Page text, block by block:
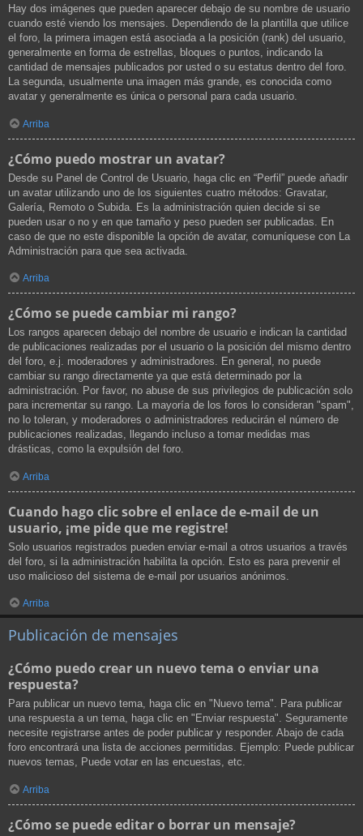
Hay dos imágenes que pueden aparecer debajo de su nombre de usuario
cuando esté viendo los mensajes. Dependiendo de la plantilla que utilice
el foro, la primera imagen está asociada a la posición (rank) del usuario,
generalmente en forma de estrellas, bloques o puntos, indicando la
cantidad de mensajes publicados por usted o su estatus dentro del foro.
La segunda, usualmente una imagen más grande, es conocida como
avatar y generalmente es única o personal para cada usuario.
Arriba
¿Cómo puedo mostrar un avatar?
Desde su Panel de Control de Usuario, haga clic en “Perfil” puede añadir
un avatar utilizando uno de los siguientes cuatro métodos: Gravatar,
Galería, Remoto o Subida. Es la administración quien decide si se
pueden usar o no y en que tamaño y peso pueden ser publicadas. En
caso de que no este disponible la opción de avatar, comuníquese con La
Administración para que sea activada.
Arriba
¿Cómo se puede cambiar mi rango?
Los rangos aparecen debajo del nombre de usuario e indican la cantidad
de publicaciones realizadas por el usuario o la posición del mismo dentro
del foro, e.j. moderadores y administradores. En general, no puede
cambiar su rango directamente ya que está determinado por la
administración. Por favor, no abuse de sus privilegios de publicación solo
para incrementar su rango. La mayoría de los foros lo consideran "spam",
no lo toleran, y moderadores o administradores reducirán el número de
publicaciones realizadas, llegando incluso a tomar medidas mas
drásticas, como la expulsión del foro.
Arriba
Cuando hago clic sobre el enlace de e-mail de un
usuario, ¡me pide que me registre!
Solo usuarios registrados pueden enviar e-mail a otros usuarios a través
del foro, si la administración habilita la opción. Esto es para prevenir el
uso malicioso del sistema de e-mail por usuarios anónimos.
Arriba
Publicación de mensajes
¿Cómo puedo crear un nuevo tema o enviar una
respuesta?
Para publicar un nuevo tema, haga clic en "Nuevo tema". Para publicar
una respuesta a un tema, haga clic en "Enviar respuesta". Seguramente
necesite registrarse antes de poder publicar y responder. Abajo de cada
foro encontrará una lista de acciones permitidas. Ejemplo: Puede publicar
nuevos temas, Puede votar en las encuestas, etc.
Arriba
¿Cómo se puede editar o borrar un mensaje?